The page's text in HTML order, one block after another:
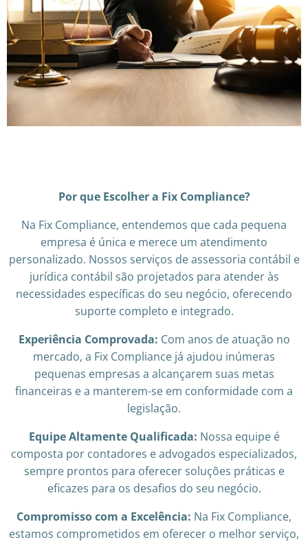
Por que Escolher a Fix Compliance?
Na Fix Compliance, entendemos que cada pequena
empresa é única e merece um atendimento
personalizado. Nossos serviços de assessoria contábil e
jurídica contábil são projetados para atender às
necessidades específicas do seu negócio, oferecendo
suporte completo e integrado.
Experiência Comprovada: Com anos de atuação no
mercado, a Fix Compliance já ajudou inúmeras
pequenas empresas a alcançarem suas metas
financeiras e a manterem-se em conformidade com a
legislação.
Equipe Altamente Qualificada: Nossa equipe é
composta por contadores e advogados especializados,
sempre prontos para oferecer soluções práticas e
eficazes para os desafios do seu negócio.
Compromisso com a Excelência: Na Fix Compliance,
estamos comprometidos em oferecer o melhor serviço,